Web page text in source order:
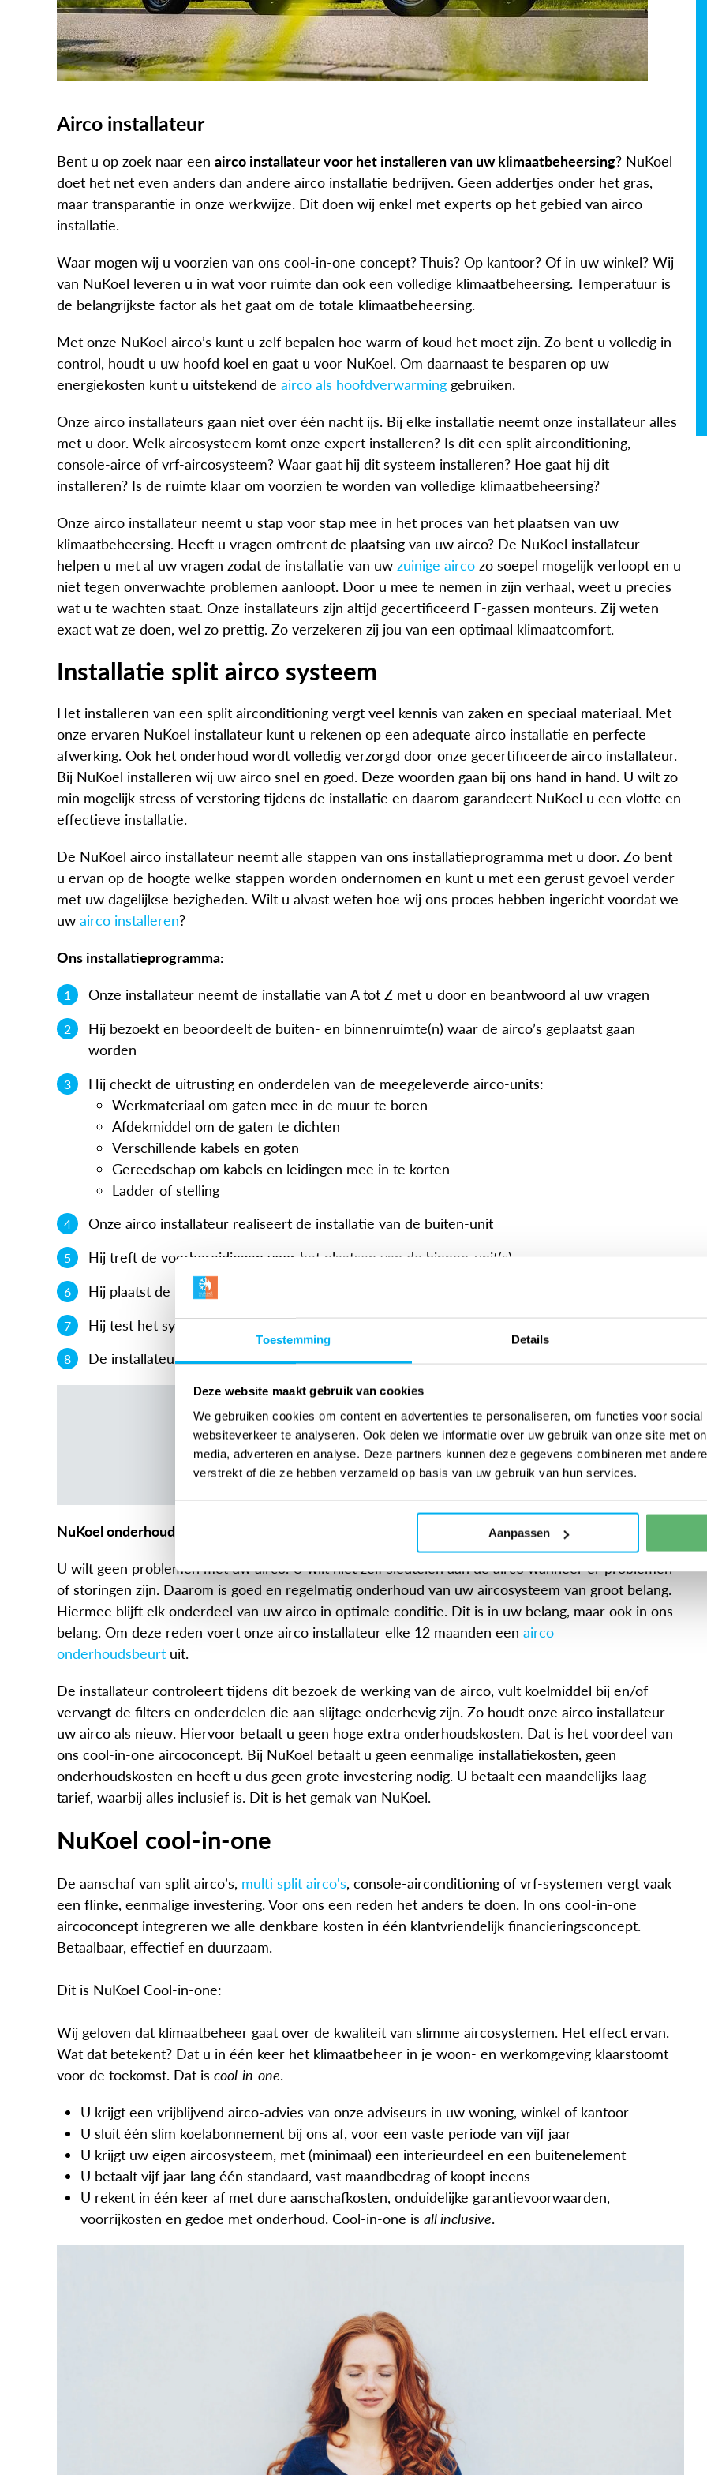
Toestemming Details
Deze website maakt gebruik van cookies
We gebruiken cookies om content en advertenties te personaliseren, om functies voor
websiteverkeer te analyseren. Ook delen we informatie over uw gebruik van onze site met
media, adverteren en analyse. Deze partners kunnen deze gegevens combineren met
verstrekt of die ze hebben verzameld op basis van uw gebruik van hun services.
Aanpassen
Airco installateur
Bent u op zoek naar een airco installateur voor het installeren van uw klimaatbeheersing? NuKoel
doet het net even anders dan andere airco installatie bedrijven. Geen addertjes onder het gras,
maar transparantie in onze werkwijze. Dit doen wij enkel met experts op het gebied van airco
installatie.
Waar mogen wij u voorzien van ons cool-in-one concept? Thuis? Op kantoor? Of in uw winkel? Wij
van NuKoel leveren u in wat voor ruimte dan ook een volledige klimaatbeheersing. Temperatuur is
de belangrijkste factor als het gaat om de totale klimaatbeheersing.
Met onze NuKoel airco’s kunt u zelf bepalen hoe warm of koud het moet zijn. Zo bent u volledig in
control, houdt u uw hoofd koel en gaat u voor NuKoel. Om daarnaast te besparen op uw
energiekosten kunt u uitstekend de airco als hoofdverwarming gebruiken.
Onze airco installateurs gaan niet over één nacht ijs. Bij elke installatie neemt onze installateur alles
met u door. Welk aircosysteem komt onze expert installeren? Is dit een split airconditioning,
console-airce of vrf-aircosysteem? Waar gaat hij dit systeem installeren? Hoe gaat hij dit
installeren? Is de ruimte klaar om voorzien te worden van volledige klimaatbeheersing?
Onze airco installateur neemt u stap voor stap mee in het proces van het plaatsen van uw
klimaatbeheersing. Heeft u vragen omtrent de plaatsing van uw airco? De NuKoel installateur
helpen u met al uw vragen zodat de installatie van uw zuinige airco zo soepel mogelijk verloopt en u
niet tegen onverwachte problemen aanloopt. Door u mee te nemen in zijn verhaal, weet u precies
wat u te wachten staat. Onze installateurs zijn altijd gecertificeerd F-gassen monteurs. Zij weten
exact wat ze doen, wel zo prettig. Zo verzekeren zij jou van een optimaal klimaatcomfort.
Installatie split airco systeem
Het installeren van een split airconditioning vergt veel kennis van zaken en speciaal materiaal. Met
onze ervaren NuKoel installateur kunt u rekenen op een adequate airco installatie en perfecte
afwerking. Ook het onderhoud wordt volledig verzorgd door onze gecertificeerde airco installateur.
Bij NuKoel installeren wij uw airco snel en goed. Deze woorden gaan bij ons hand in hand. U wilt zo
min mogelijk stress of verstoring tijdens de installatie en daarom garandeert NuKoel u een vlotte en
effectieve installatie.
De NuKoel airco installateur neemt alle stappen van ons installatieprogramma met u door. Zo bent
u ervan op de hoogte welke stappen worden ondernomen en kunt u met een gerust gevoel verder
met uw dagelijkse bezigheden. Wilt u alvast weten hoe wij ons proces hebben ingericht voordat we
uw airco installeren?
Ons installatieprogramma:
Onze installateur neemt de installatie van A tot Z met u door en beantwoord al uw vragen
Hij bezoekt en beoordeelt de buiten- en binnenruimte(n) waar de airco’s geplaatst gaan
worden
Hij checkt de uitrusting en onderdelen van de meegeleverde airco-units:
Werkmateriaal om gaten mee in de muur te boren
Afdekmiddel om de gaten te dichten
Verschillende kabels en goten
Gereedschap om kabels en leidingen mee in te korten
Ladder of stelling
Onze airco installateur realiseert de installatie van de buiten-unit
Hij treft de voorbereidingen voor het plaatsen van de binnen-unit(s)
Hij plaatst de binnen-unit(s)
Hij test het systeem en na uw formele akkoord levert hij het op
De installateur legt de instructies uit zodat u uw hoofd koel kunt houden
NuKoel onderhoudsservice
U wilt geen problemen met uw airco. U wilt niet zelf sleutelen aan de airco wanneer er problemen
of storingen zijn. Daarom is goed en regelmatig onderhoud van uw aircosysteem van groot belang.
Hiermee blijft elk onderdeel van uw airco in optimale conditie. Dit is in uw belang, maar ook in ons
belang. Om deze reden voert onze airco installateur elke 12 maanden een airco
onderhoudsbeurt uit.
De installateur controleert tijdens dit bezoek de werking van de airco, vult koelmiddel bij en/of
vervangt de filters en onderdelen die aan slijtage onderhevig zijn. Zo houdt onze airco installateur
uw airco als nieuw. Hiervoor betaalt u geen hoge extra onderhoudskosten. Dat is het voordeel van
ons cool-in-one aircoconcept. Bij NuKoel betaalt u geen eenmalige installatiekosten, geen
onderhoudskosten en heeft u dus geen grote investering nodig. U betaalt een maandelijks laag
tarief, waarbij alles inclusief is. Dit is het gemak van NuKoel.
NuKoel cool-in-one
De aanschaf van split airco’s, multi split airco's, console-airconditioning of vrf-systemen vergt vaak
een flinke, eenmalige investering. Voor ons een reden het anders te doen. In ons cool-in-one
aircoconcept integreren we alle denkbare kosten in één klantvriendelijk financieringsconcept.
Betaalbaar, effectief en duurzaam.
Dit is NuKoel Cool-in-one:
Wij geloven dat klimaatbeheer gaat over de kwaliteit van slimme aircosystemen. Het effect ervan.
Wat dat betekent? Dat u in één keer het klimaatbeheer in je woon- en werkomgeving klaarstoomt
voor de toekomst. Dat is cool-in-one.
U krijgt een vrijblijvend airco-advies van onze adviseurs in uw woning, winkel of kantoor
U sluit één slim koelabonnement bij ons af, voor een vaste periode van vijf jaar
U krijgt uw eigen aircosysteem, met (minimaal) een interieurdeel en een buitenelement
U betaalt vijf jaar lang één standaard, vast maandbedrag of koopt ineens
U rekent in één keer af met dure aanschafkosten, onduidelijke garantievoorwaarden,
voorrijkosten en gedoe met onderhoud. Cool-in-one is all inclusive.